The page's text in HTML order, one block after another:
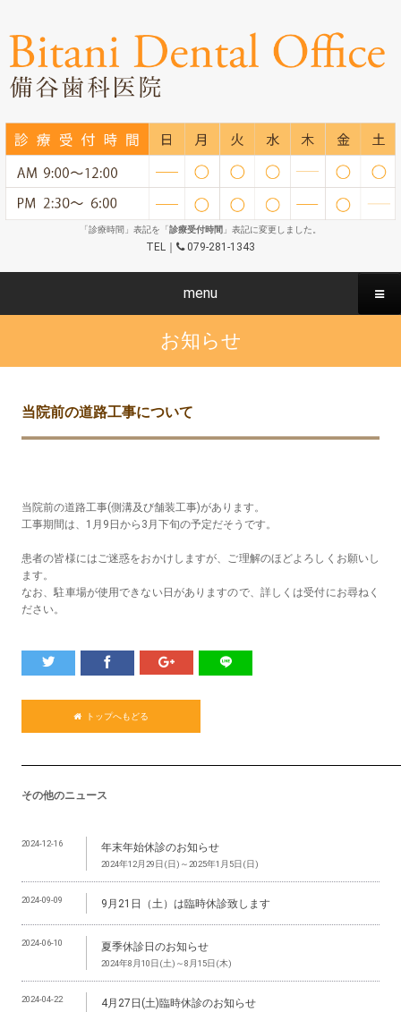
「診療時間」表記を「診療受付時間 」表記に変更しました。
TEL｜ 079-281-1343
menu
お知らせ
当院前の道路工事について
当院前の道路工事(側溝及び舗装工事)があります。
工事期間は、1月9日から3月下旬の予定だそうです。
患者の皆様にはご迷惑をおかけしますが、ご理解のほどよろしくお願いし
ます。
なお、駐車場が使用できない日がありますので、詳しくは受付にお尋ねく
ださい。
トップへもどる
その他のニュース
2024-12-16 年末年始休診のお知らせ
2024年12月29日(日)～2025年1月5日(日)
2024-09-09 9月21日（土）は臨時休診致します
2024-06-10 夏季休診日のお知らせ
2024年8月10日(土)～8月15日(木)
2024-04-22 4月27日(土)臨時休診のお知らせ